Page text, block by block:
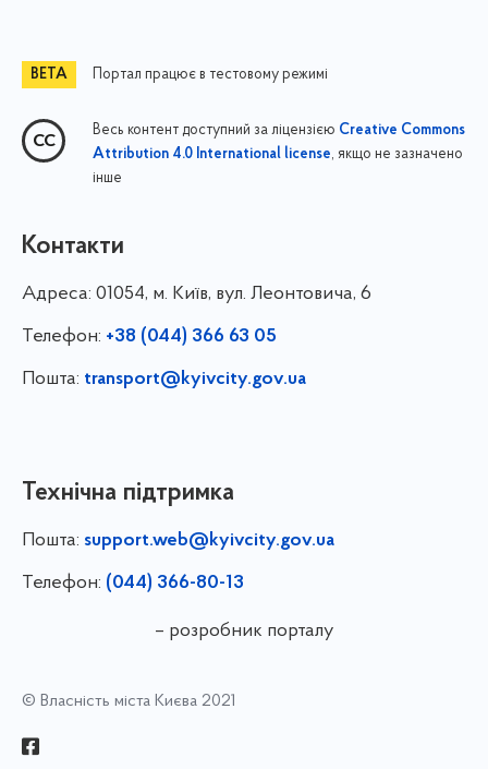
Портал працює в тестовому режимі
Весь контент доступний за ліцензією Creative Commons
Attribution 4.0 International license, якщо не зазначено
інше
Контакти
Адреса: 01054, м. Київ, вул. Леонтовича, 6
Телефон: +38 (044) 366 63 05
Пошта: transport@kyivcity.gov.ua
Технічна підтримка
Пошта: support.web@kyivcity.gov.ua
Телефон: (044) 366-80-13
– розробник порталу
© Власність міста Києва 2021